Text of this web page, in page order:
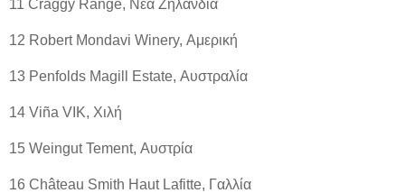
11 Craggy Range, Νέα Ζηλανδία
12 Robert Mondavi Winery, Αμερική
13 Penfolds Magill Estate, Αυστραλία
14 Viña VIK, Χιλή
15 Weingut Tement, Αυστρία
16 Château Smith Haut Lafitte, Γαλλία